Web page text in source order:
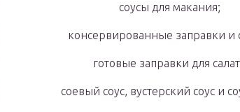
соусы для макания;
консервированные заправки и
готовые заправки для
соевый соус, вустерский соус и